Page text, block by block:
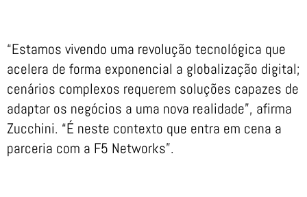
“Estamos vivendo uma revolução tecnológica que
acelera de forma exponencial a globalização digital;
cenários complexos requerem soluções capazes de
adaptar os negócios a uma nova realidade”, afirma
Zucchini. “É neste contexto que entra em cena a
parceria com a F5 Networks”.